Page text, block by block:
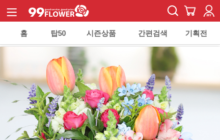
홈 탑50 시즌상품 간편검색 기획전